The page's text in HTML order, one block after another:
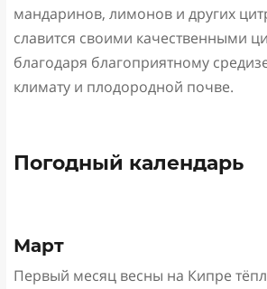
мандаринов, лимонов и других
славится своими качественными
благодаря благоприятному
климату и плодородной почве.
Погодный календарь
Март
Первый месяц весны на Кипре